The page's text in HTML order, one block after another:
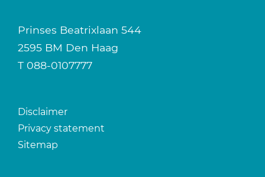
Prinses Beatrixlaan 544
2595 BM Den Haag
T 088-0107777
Disclaimer
Privacy statement
Sitemap